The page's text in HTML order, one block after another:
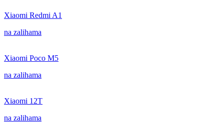
Xiaomi Redmi A1
na zalihama
Xiaomi Poco M5
na zalihama
Xiaomi 12T
na zalihama